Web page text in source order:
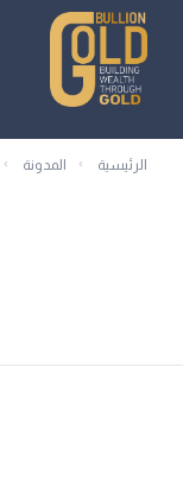
الرئيسية المدونة